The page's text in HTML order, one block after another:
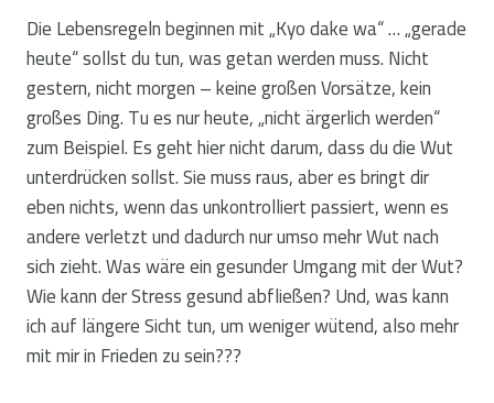
Die Lebensregeln beginnen mit „Kyo dake wa“ … „gerade
heute“ sollst du tun, was getan werden muss. Nicht
gestern, nicht morgen – keine großen Vorsätze, kein
großes Ding. Tu es nur heute, „nicht ärgerlich werden“
zum Beispiel. Es geht hier nicht darum, dass du die Wut
unterdrücken sollst. Sie muss raus, aber es bringt dir
eben nichts, wenn das unkontrolliert passiert, wenn es
andere verletzt und dadurch nur umso mehr Wut nach
sich zieht. Was wäre ein gesunder Umgang mit der Wut?
Wie kann der Stress gesund abfließen? Und, was kann
ich auf längere Sicht tun, um weniger wütend, also mehr
mit mir in Frieden zu sein???